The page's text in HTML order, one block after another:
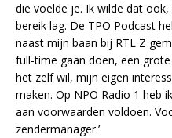
die voelde je. Ik wilde dat
bereik lag. De TPO Podcast
naast mijn baan bij RTL Z
full-time gaan doen, een
het zelf wil, mijn eigen
maken. Op NPO Radio 1 heb
aan voorwaarden voldoen.
zendermanager.’